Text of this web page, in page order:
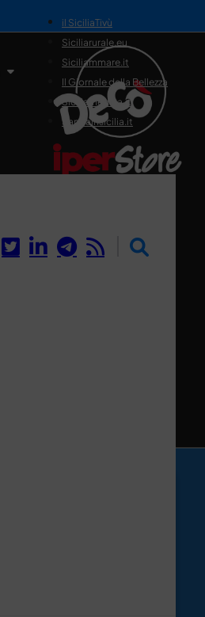
il SiciliaTivù
Siciliarurale.eu
Siciliammare.it
Il Giornale della Bellezza
Siciliamedica.it
Sanitainsicilia.it